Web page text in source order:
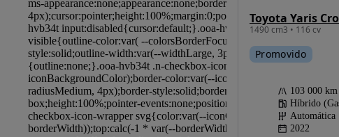
1490 cm3 • 116 cv
Promovido
103 000 km
Híbrido
Automática
2022